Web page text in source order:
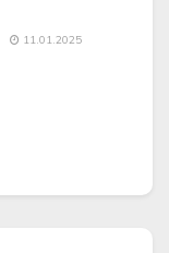
11.01.2025